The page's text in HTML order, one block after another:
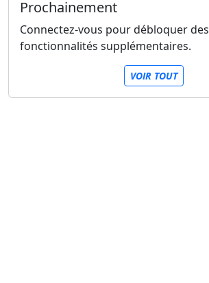
Prochainement
Connectez-vous pour débloquer des
fonctionnalités supplémentaires.
VOIR TOUT